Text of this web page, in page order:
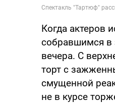
Когда актеров
собравшимся в
вечера. С
торт с
смущенной
не в курсе